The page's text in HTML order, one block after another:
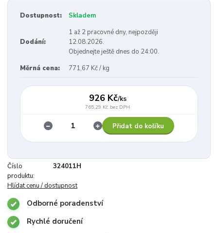
Dostupnost: Skladem
Dodání:
1 až 2 pracovné dny, nejpozději
12.08.2026.
Objednejte ještě dnes do 24:00.
Měrná cena:
771,67 Kč / kg
926 Kč/ks
765,29 Kč bez DPH
Přidat do košíku
Číslo
produktu:
324011H
Hlídat cenu / dostupnost
Odborné poradenství
Rychlé doručení